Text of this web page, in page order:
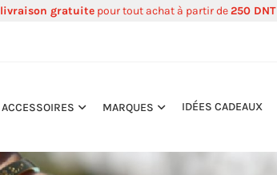
livraison gratuite pour tout achat à partir de250 DNT
ACCESSOIRES MARQUES IDÉES CADEAUX